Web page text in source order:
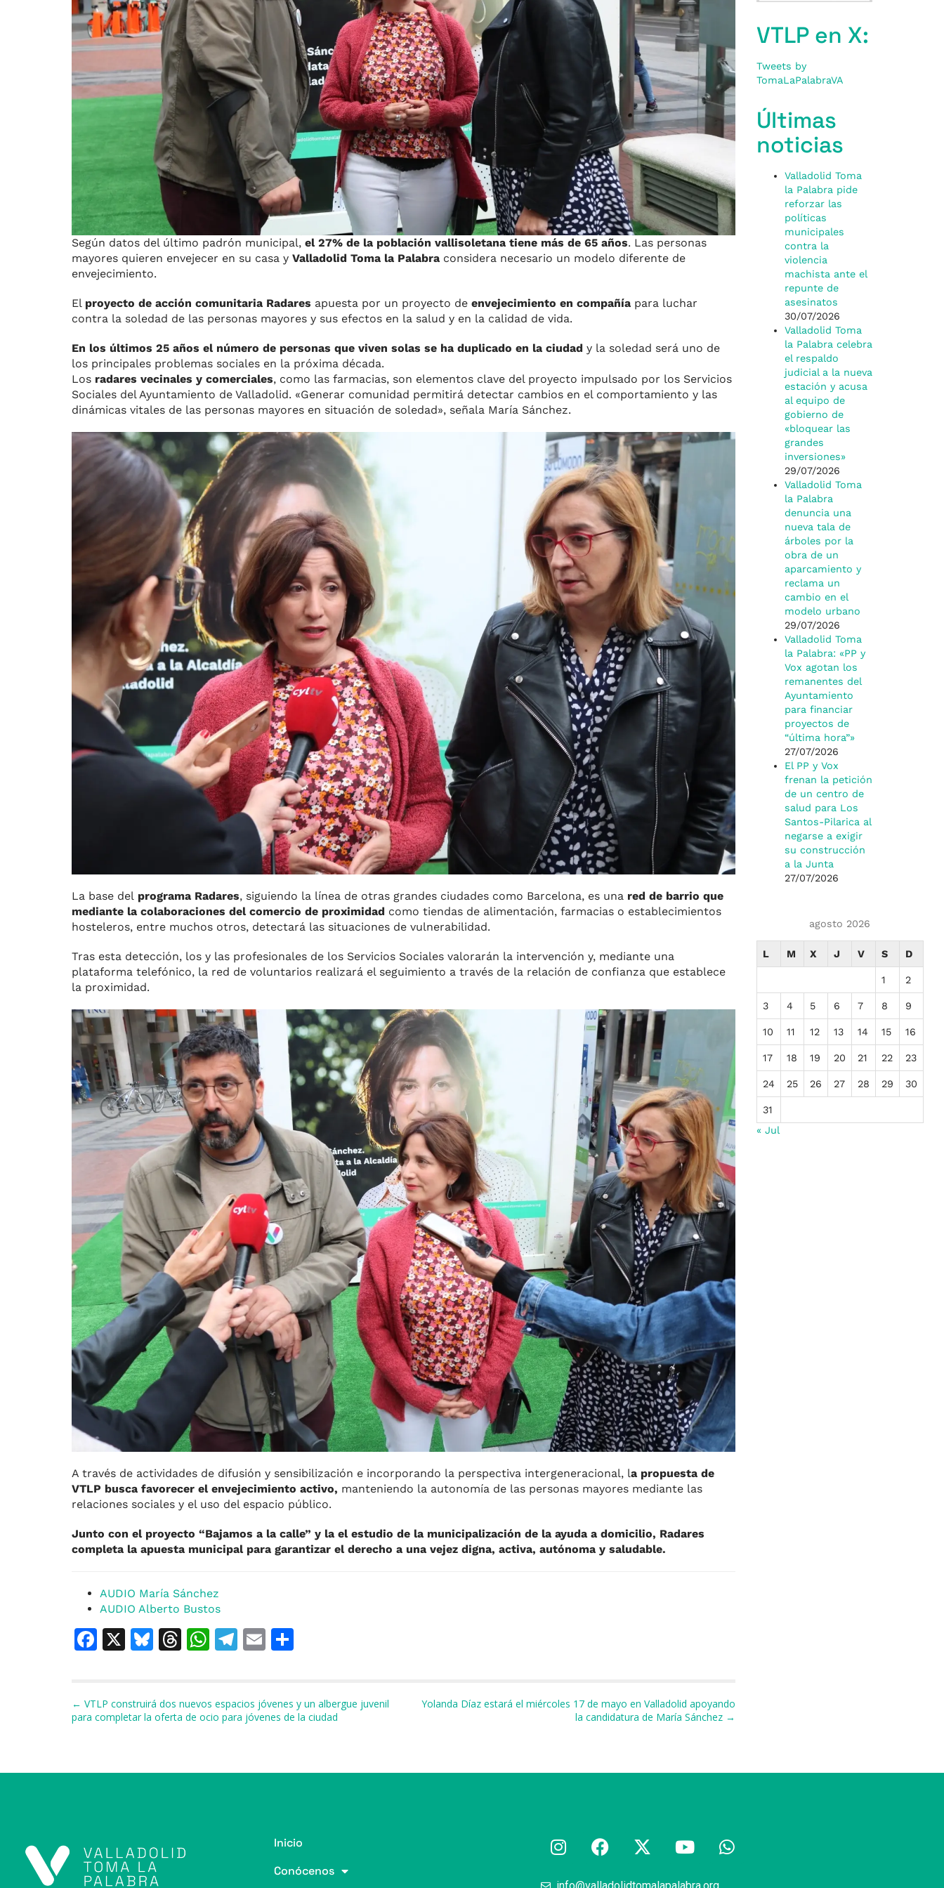
Según datos del último padrón municipal, el 27% de la población vallisoletana tiene más de 65 años. Las personas
mayores quieren envejecer en su casa y Valladolid Toma la Palabra considera necesario un modelo diferente de
envejecimiento.
El proyecto de acción comunitaria Radares apuesta por un proyecto de envejecimiento en compañía para luchar
contra la soledad de las personas mayores y sus efectos en la salud y en la calidad de vida.
En los últimos 25 años el número de personas que viven solas se ha duplicado en la ciudad y la soledad será uno de
los principales problemas sociales en la próxima década.
Los radares vecinales y comerciales, como las farmacias, son elementos clave del proyecto impulsado por los Servicios
Sociales del Ayuntamiento de Valladolid. «Generar comunidad permitirá detectar cambios en el comportamiento y las
dinámicas vitales de las personas mayores en situación de soledad», señala María Sánchez.
La base del programa Radares, siguiendo la línea de otras grandes ciudades como Barcelona, es una red de barrio que
mediante la colaboraciones del comercio de proximidad como tiendas de alimentación, farmacias o establecimientos
hosteleros, entre muchos otros, detectará las situaciones de vulnerabilidad.
Tras esta detección, los y las profesionales de los Servicios Sociales valorarán la intervención y, mediante una
plataforma telefónico, la red de voluntarios realizará el seguimiento a través de la relación de confianza que establece
la proximidad.
A través de actividades de difusión y sensibilización e incorporando la perspectiva intergeneracional, la propuesta de
VTLP busca favorecer el envejecimiento activo, manteniendo la autonomía de las personas mayores mediante las
relaciones sociales y el uso del espacio público.
Junto con el proyecto “Bajamos a la calle” y la el estudio de la municipalización de la ayuda a domicilio, Radares
completa la apuesta municipal para garantizar el derecho a una vejez digna, activa, autónoma y saludable.
AUDIO María Sánchez
AUDIO Alberto Bustos
F
e
b
o
X
Bl
s
k
T
a
d
W
s
A
p
T
gr
a
E
l
p
ar
r
Navegación de entradas
← VTLP construirá dos nuevos espacios jóvenes y un albergue juvenil
para completar la oferta de ocio para jóvenes de la ciudad
Yolanda Díaz estará el miércoles 17 de mayo en Valladolid apoyando
la candidatura de María Sánchez →
VTLP en X:
Tweets by
TomaLaPalabraVA
Últimas
noticias
Valladolid Toma
la Palabra pide
reforzar las
políticas
municipales
contra la
violencia
machista ante el
repunte de
asesinatos
30/07/2026
Valladolid Toma
la Palabra celebra
el respaldo
judicial a la nueva
estación y acusa
al equipo de
gobierno de
«bloquear las
grandes
inversiones»
29/07/2026
Valladolid Toma
la Palabra
denuncia una
nueva tala de
árboles por la
obra de un
aparcamiento y
reclama un
cambio en el
modelo urbano
29/07/2026
Valladolid Toma
la Palabra: «PP y
Vox agotan los
remanentes del
Ayuntamiento
para financiar
proyectos de
“última hora”»
27/07/2026
El PP y Vox
frenan la petición
de un centro de
salud para Los
Santos-Pilarica al
negarse a exigir
su construcción
a la Junta
27/07/2026
agosto 2026
L M X J V S D
1 2
3 4 5 6 7 8 9
10 11 12 13 14 15 16
17 18 19 20 21 22 23
24 25 26 27 28 29 30
31
« Jul
Inicio
Conócenos